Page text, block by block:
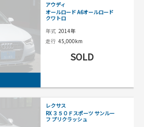
アウディ
オールロード A6オールロード
クワトロ
年式 2014年
走行 45,000km
SOLD
レクサス
RX ３５０Ｆスポーツ サンルー
フ プリクラッシュ